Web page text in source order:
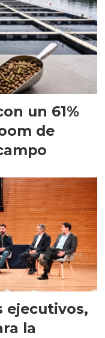
un 61%
de
ejecutivos,
la